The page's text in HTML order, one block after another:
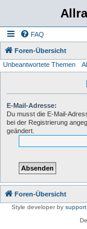
FAQ
Foren-Übersicht
Unbeantwortete Themen
E-Mail-Adresse:
Du musst die E-Mail-
bei der Registrierung
geändert.
Foren-Übersicht
Style developer by